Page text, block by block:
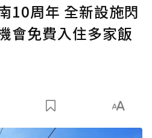
10周年 全新設施閃
會免費入住多家飯